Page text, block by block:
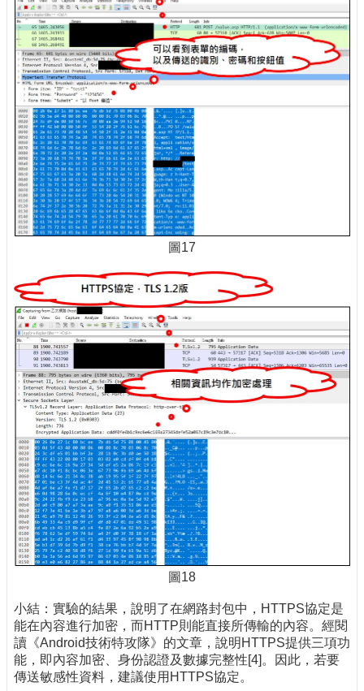
圖17
圖18
小結：實驗的結果，說明了在網路封包中，HTTPS協定是
能在內容進行加密，而HTTP則能直接所傳輸的內容。經閱
讀《Android技術特攻隊》的文章，說明HTTPS提供三項功
能，即內容加密、身份認證及數據完整性[4]。因此，若要
傳送敏感性資料，建議使用HTTPS協定。